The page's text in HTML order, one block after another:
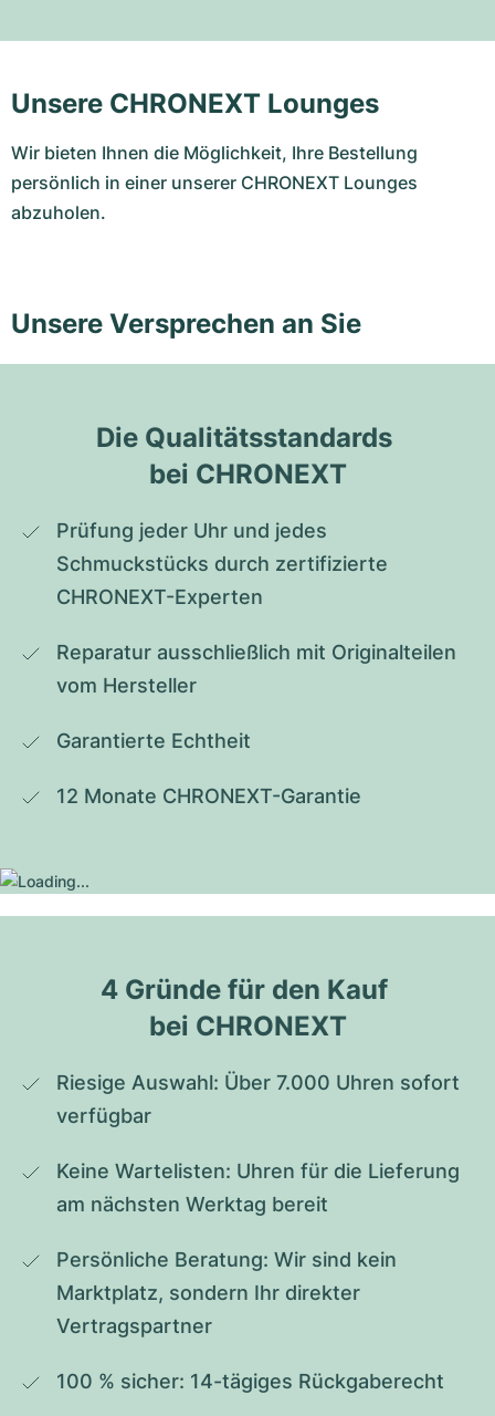
Unsere CHRONEXT Lounges
Wir bieten Ihnen die Möglichkeit, Ihre Bestellung
persönlich in einer unserer CHRONEXT Lounges
abzuholen.
Unsere Versprechen an Sie
Die Qualitätsstandards
bei CHRONEXT
Prüfung jeder Uhr und jedes
Schmuckstücks durch zertifizierte
CHRONEXT-Experten
Reparatur ausschließlich mit Originalteilen
vom Hersteller
Garantierte Echtheit
12 Monate CHRONEXT-Garantie
4 Gründe für den Kauf
bei CHRONEXT
Riesige Auswahl: Über 7.000 Uhren sofort
verfügbar
Keine Wartelisten: Uhren für die Lieferung
am nächsten Werktag bereit
Persönliche Beratung: Wir sind kein
Marktplatz, sondern Ihr direkter
Vertragspartner
100 % sicher: 14-tägiges Rückgaberecht